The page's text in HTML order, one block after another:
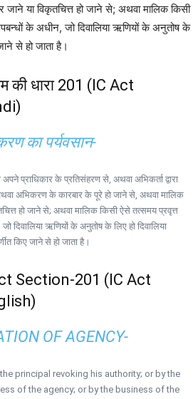
या विकृतचित्त हो जाने से; अथवा मालिक किसी
के अधीन, जो दिवालिया ऋणियों के अनुतोष के
से हो जाता है।
की धारा 201 (IC Act
का पर्यवसान-
अपने प्राधिकार के प्रतिसंहरण से, अथवा अभिकर्ता द्वारा
अभिकरण के कारबार के पूरे हो जाने से, अथवा मालिक
हो जाने से; अथवा मालिक किसी ऐसे तत्समय प्रवृत्त
दिवालिया ऋणियों के अनुतोष के लिए हो दिवालिया
किए जाने से हो जाता है।
Section-201 (IC Act
OF AGENCY-
principal revoking his authority; or by the
of the agency; or by the business of the